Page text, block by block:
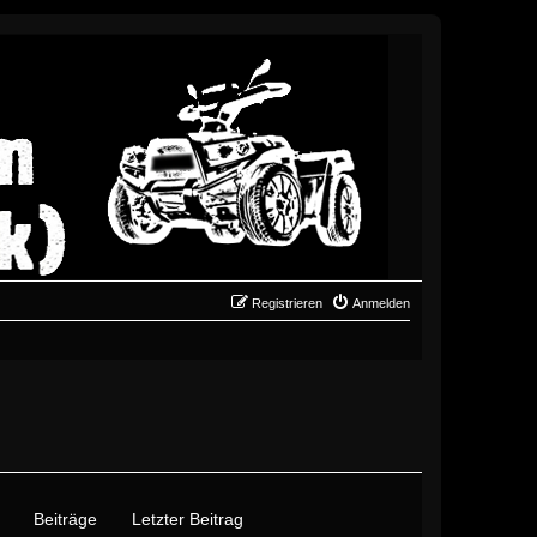
Anmelden
Registrieren
Beiträge Letzter Beitrag